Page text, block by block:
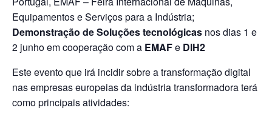
Equipamentos e Serviços para a Indústria;
Demonstração de Soluções tecnológicas nos dias 1 e
2 junho em cooperação com a EMAFe DIH2
Este evento que irá incidir sobre a transformação digital
nas empresas europeias da indústria transformadora terá
como principais atividades: